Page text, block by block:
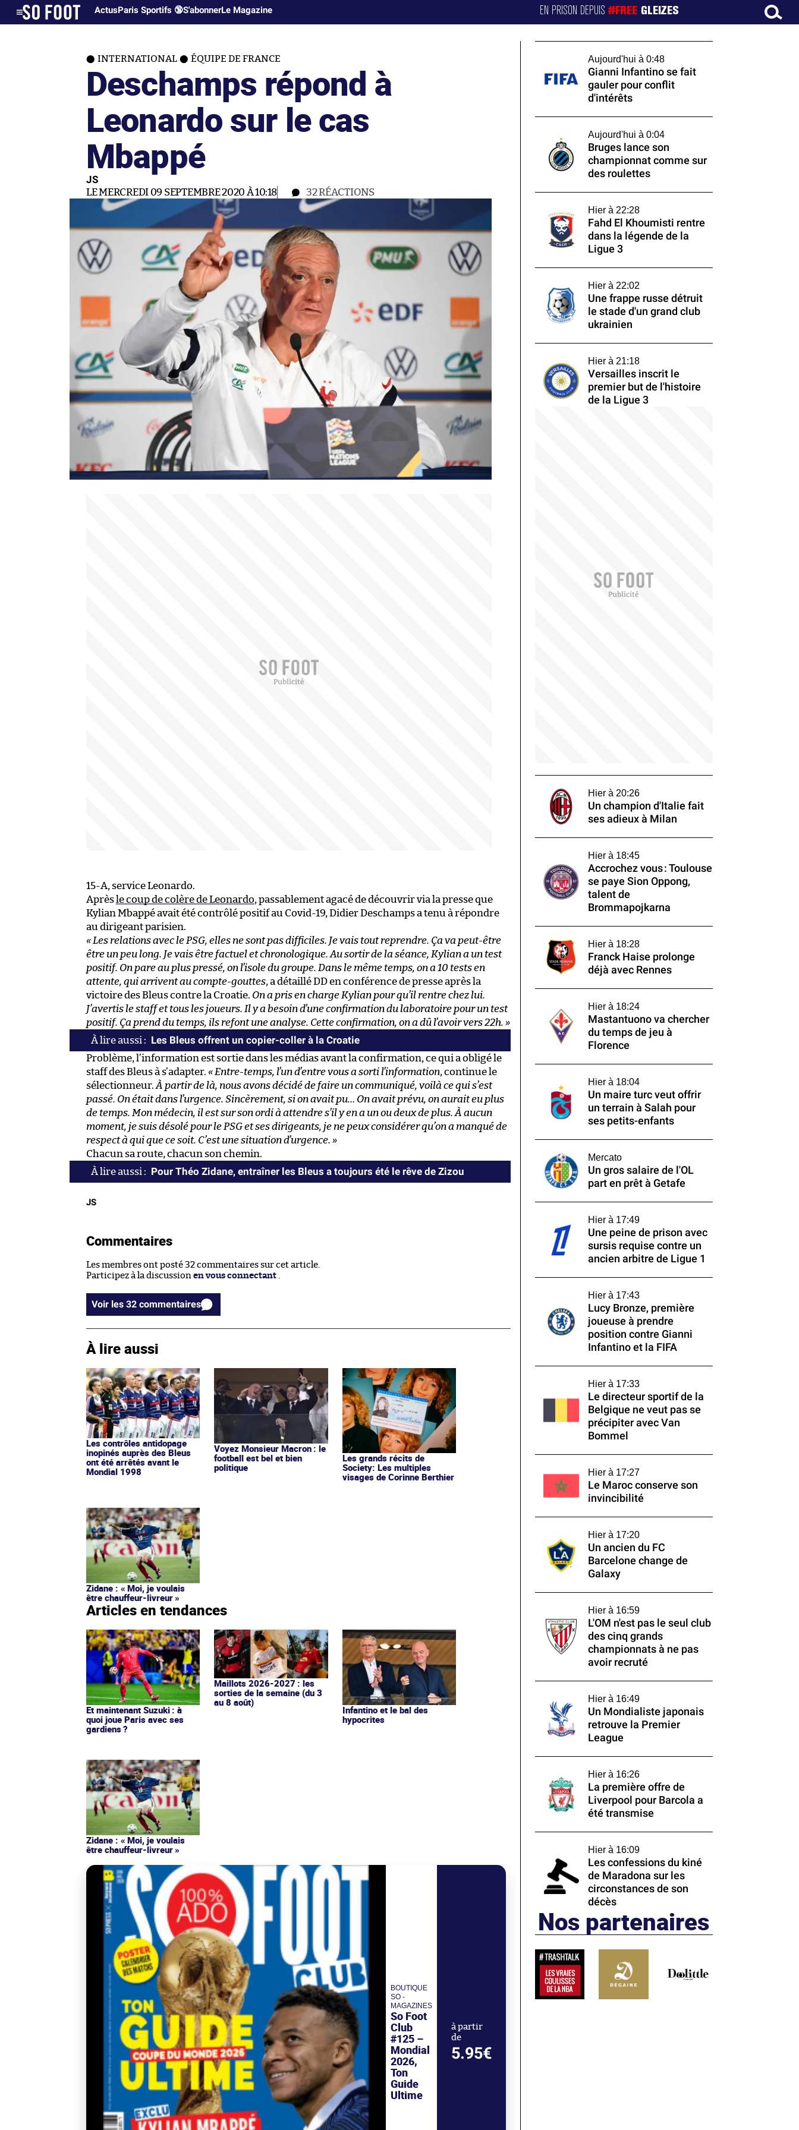
ActusParis Sportifs 🔞S'abonnerLe Magazine EN PRISON DEPUIS#FREE GLEIZES
INTERNATIONAL ÉQUIPE DE FRANCE
Deschamps répond à
Leonardo sur le cas
Mbappé
JS
LE MERCREDI 09 SEPTEMBRE 2020 À 10:18 32RÉACTIONS
15-A, service Leonardo.
Après le coup de colère de Leonardo, passablement agacé de découvrir via la presse que
Kylian Mbappé avait été contrôlé positif au Covid-19, Didier Deschamps a tenu à répondre
au dirigeant parisien.
« Les relations avec le PSG, elles ne sont pas difficiles. Je vais tout reprendre. Ça va peut-être
être un peu long. Je vais être factuel et chronologique. Au sortir de la séance, Kylian a un test
positif. On pare au plus pressé, on l’isole du groupe. Dans le même temps, on a 10 tests en
attente, qui arrivent au compte-gouttes, a détaillé DD en conférence de presse après la
victoire des Bleus contre la Croatie. On a pris en charge Kylian pour qu’il rentre chez lui.
J’avertis le staff et tous les joueurs. Il y a besoin d’une confirmation du laboratoire pour un test
positif. Ça prend du temps, ils refont une analyse. Cette confirmation, on a dû l’avoir vers 22h. »
Les Bleus offrent un copier-coller à la Croatie
Problème, l’information est sortie dans les médias avant la confirmation, ce qui a obligé le
staff des Bleus à s’adapter. « Entre-temps, l’un d’entre vous a sorti l’information, continue le
sélectionneur. À partir de là, nous avons décidé de faire un communiqué, voilà ce qui s’est
passé. On était dans l’urgence. Sincèrement, si on avait pu… On avait prévu, on aurait eu plus
de temps. Mon médecin, il est sur son ordi à attendre s’il y en a un ou deux de plus. À aucun
moment, je suis désolé pour le PSG et ses dirigeants, je ne peux considérer qu’on a manqué de
respect à qui que ce soit. C’est une situation d’urgence. »
Chacun sa route, chacun son chemin.
Pour Théo Zidane, entraîner les Bleus a toujours été le rêve de Zizou
JS
Commentaires
Les membres ont posté 32 commentaires sur cet article.
Participez à la discussion en vous connectant .
Voir les 32 commentaires
À lire aussi
Les contrôles antidopage
inopinés auprès des Bleus
ont été arrêtés avant le
Mondial 1998
Voyez Monsieur Macron : le
football est bel et bien
politique
Les grands récits de
Society: Les multiples
visages de Corinne Berthier
Zidane : « Moi, je voulais
être chauffeur-livreur »
Articles en tendances
Et maintenant Suzuki : à
quoi joue Paris avec ses
gardiens ?
Maillots 2026-2027 : les
sorties de la semaine (du 3
au 8 août)
Infantino et le bal des
hypocrites
Zidane : « Moi, je voulais
être chauffeur-livreur »
BOUTIQUE
SO -
MAGAZINES
So Foot
Club
#125 –
Mondial
2026,
Ton
Guide
Ultime
à partir
de
5.95€
Aujourd'hui à 0:48
Gianni Infantino se fait
gauler pour conflit
d'intérêts
Aujourd'hui à 0:04
Bruges lance son
championnat comme sur
des roulettes
Hier à 22:28
Fahd El Khoumisti rentre
dans la légende de la
Ligue 3
Hier à 22:02
Une frappe russe détruit
le stade d'un grand club
ukrainien
Hier à 21:18
Versailles inscrit le
premier but de l'histoire
de la Ligue 3
Hier à 20:26
Un champion d'Italie fait
ses adieux à Milan
Hier à 18:45
Accrochez vous : Toulouse
se paye Sion Oppong,
talent de
Brommapojkarna
Hier à 18:28
Franck Haise prolonge
déjà avec Rennes
Hier à 18:24
Mastantuono va chercher
du temps de jeu à
Florence
Hier à 18:04
Un maire turc veut offrir
un terrain à Salah pour
ses petits-enfants
Mercato
Un gros salaire de l'OL
part en prêt à Getafe
Hier à 17:49
Une peine de prison avec
sursis requise contre un
ancien arbitre de Ligue 1
Hier à 17:43
Lucy Bronze, première
joueuse à prendre
position contre Gianni
Infantino et la FIFA
Hier à 17:33
Le directeur sportif de la
Belgique ne veut pas se
précipiter avec Van
Bommel
Hier à 17:27
Le Maroc conserve son
invincibilité
Hier à 17:20
Un ancien du FC
Barcelone change de
Galaxy
Hier à 16:59
L'OM n'est pas le seul club
des cinq grands
championnats à ne pas
avoir recruté
Hier à 16:49
Un Mondialiste japonais
retrouve la Premier
League
Hier à 16:26
La première offre de
Liverpool pour Barcola a
été transmise
Hier à 16:09
Les confessions du kiné
de Maradona sur les
circonstances de son
décès
Nos partenaires